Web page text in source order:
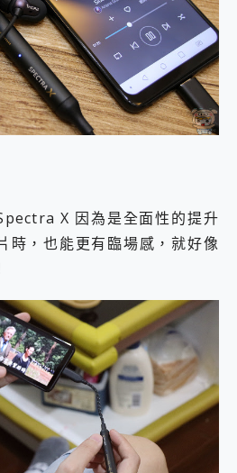
X 因為是全面性的提升
時，也能更有臨場感，就好像